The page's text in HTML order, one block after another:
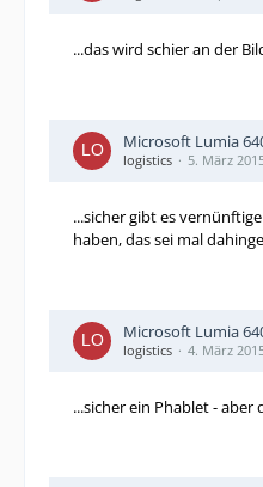
...das wird schier an der
Microsoft Lumia
logistics 5. März
...sicher gibt es
haben, das sei mal
Microsoft Lumia
logistics 4. März
...sicher ein Phablet - aber